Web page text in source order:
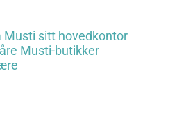
Musti sitt hovedkontor
Musti-butikker